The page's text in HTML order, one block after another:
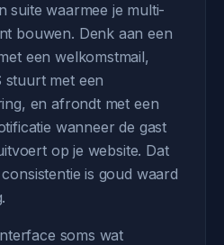
suite waarmee je multi-
bouwen. Denk aan een
een welkomstmail,
stuurt met een
en afrondt met een
wanneer de gast
op je website. Dat
is goud waard
soms wat